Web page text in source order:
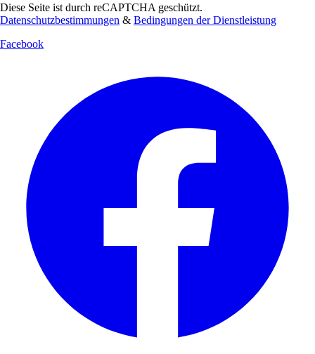
Diese Seite ist durch reCAPTCHA geschützt.
Datenschutzbestimmungen & Bedingungen der Dienstleistung
Facebook